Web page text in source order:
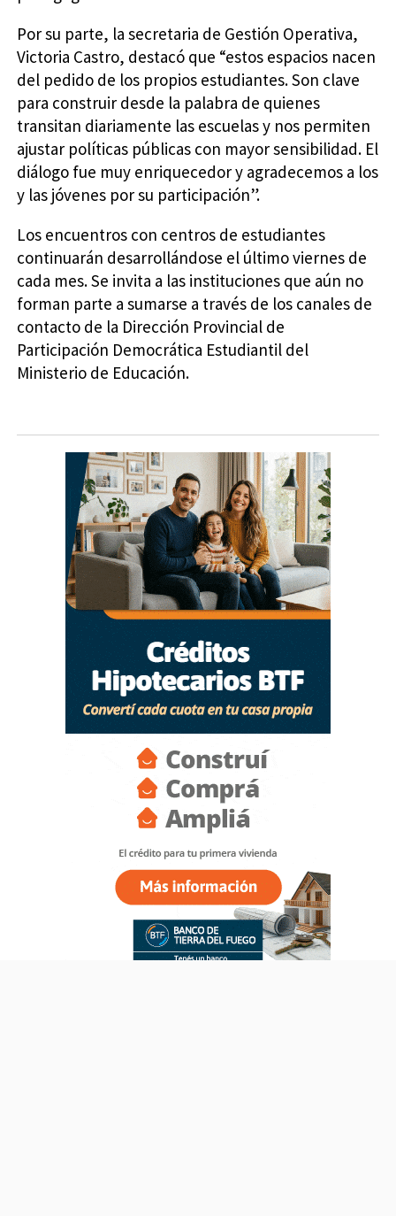
Por su parte, la secretaria de Gestión Operativa,
Victoria Castro, destacó que “estos espacios nacen
del pedido de los propios estudiantes. Son clave
para construir desde la palabra de quienes
transitan diariamente las escuelas y nos permiten
ajustar políticas públicas con mayor sensibilidad. El
diálogo fue muy enriquecedor y agradecemos a los
y las jóvenes por su participación”.
Los encuentros con centros de estudiantes
continuarán desarrollándose el último viernes de
cada mes. Se invita a las instituciones que aún no
forman parte a sumarse a través de los canales de
contacto de la Dirección Provincial de
Participación Democrática Estudiantil del
Ministerio de Educación.